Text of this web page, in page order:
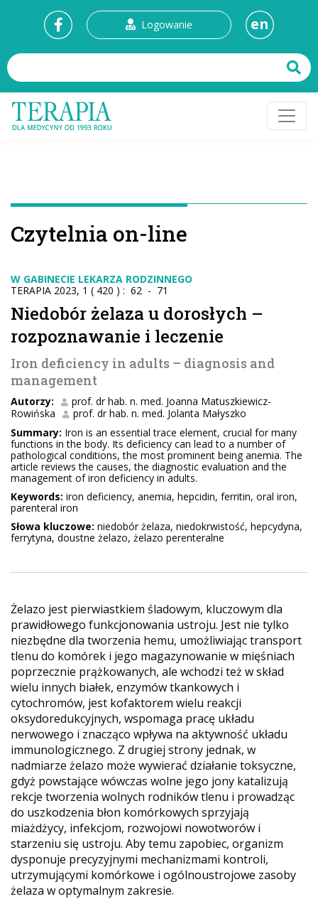
Logowanie en
Czytelnia on-line
W GABINECIE LEKARZA RODZINNEGO
TERAPIA 2023, 1 ( 420 ) : 62 - 71
Niedobór żelaza u dorosłych –
rozpoznawanie i leczenie
Iron deficiency in adults – diagnosis and
management
Autorzy:
prof. dr hab. n. med. Joanna Matuszkiewicz-
Rowińska
prof. dr hab. n. med. Jolanta Małyszko
Summary: Iron is an essential trace element, crucial for many
functions in the body. Its deficiency can lead to a number of
pathological conditions, the most prominent being anemia. The
article reviews the causes, the diagnostic evaluation and the
management of iron deficiency in adults.
Keywords: iron deficiency, anemia, hepcidin, ferritin, oral iron,
parenteral iron
Słowa kluczowe: niedobór żelaza, niedokrwistość, hepcydyna,
ferrytyna, doustne żelazo, żelazo perenteralne
Żelazo jest pierwiastkiem śladowym, kluczowym dla
prawidłowego funkcjonowania ustroju. Jest nie tylko
niezbędne dla tworzenia hemu, umożliwiając transport
tlenu do komórek i jego magazynowanie w mięśniach
poprzecznie prążkowanych, ale wchodzi też w skład
wielu innych białek, enzymów tkankowych i
cytochromów, jest kofaktorem wielu reakcji
oksydoredukcyjnych, wspomaga pracę układu
nerwowego i znacząco wpływa na aktywność układu
immunologicznego. Z drugiej strony jednak, w
nadmiarze żelazo może wywierać działanie toksyczne,
gdyż powstające wówczas wolne jego jony katalizują
rekcje tworzenia wolnych rodników tlenu i prowadząc
do uszkodzenia błon komórkowych sprzyjają
miażdżycy, infekcjom, rozwojowi nowotworów i
starzeniu się ustroju. Aby temu zapobiec, organizm
dysponuje precyzyjnymi mechanizmami kontroli,
utrzymującymi komórkowe i ogólnoustrojowe zasoby
żelaza w optymalnym zakresie.